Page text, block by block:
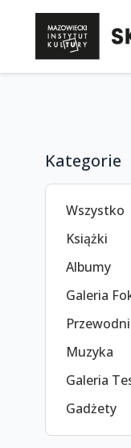
Kategorie
Wszystko
Książki
Albumy
Galeria
Muzyka
Galeria
Gadżety